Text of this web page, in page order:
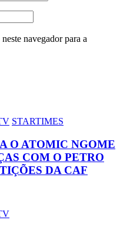
navegador para a
STARTIMES
O ATOMIC NGOME
COM O PETRO
DA CAF